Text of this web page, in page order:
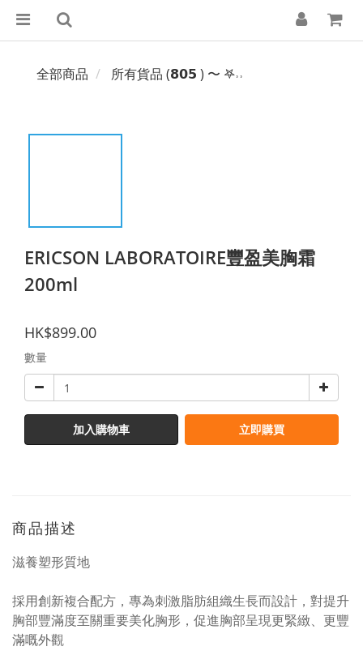
全部商品 所有貨品 (𝟴𝟬𝟱 ) 〜 𖤐˒˒‪‪
ERICSON LABORATOIRE豐盈美胸霜
200ml
HK$899.00
數量
加入購物車 立即購買
商品描述
滋養塑形質地
採用創新複合配方，專為刺激脂肪組織生長而設計，對提升
胸部豐滿度至關重要美化胸形，促進胸部呈現更緊緻、更豐
滿嘅外觀